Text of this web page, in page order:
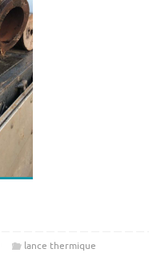
lance thermique